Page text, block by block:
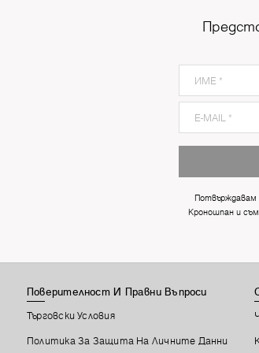
8921
Кроношпан и
Поверителност И Правни Въпроси
Търговски Условия
Политика За Защита На Личните Данни